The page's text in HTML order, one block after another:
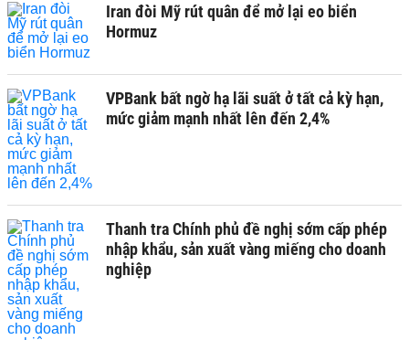
Iran đòi Mỹ rút quân để mở lại eo biển
Hormuz
VPBank bất ngờ hạ lãi suất ở tất cả kỳ hạn,
mức giảm mạnh nhất lên đến 2,4%
Thanh tra Chính phủ đề nghị sớm cấp phép
nhập khẩu, sản xuất vàng miếng cho doanh
nghiệp